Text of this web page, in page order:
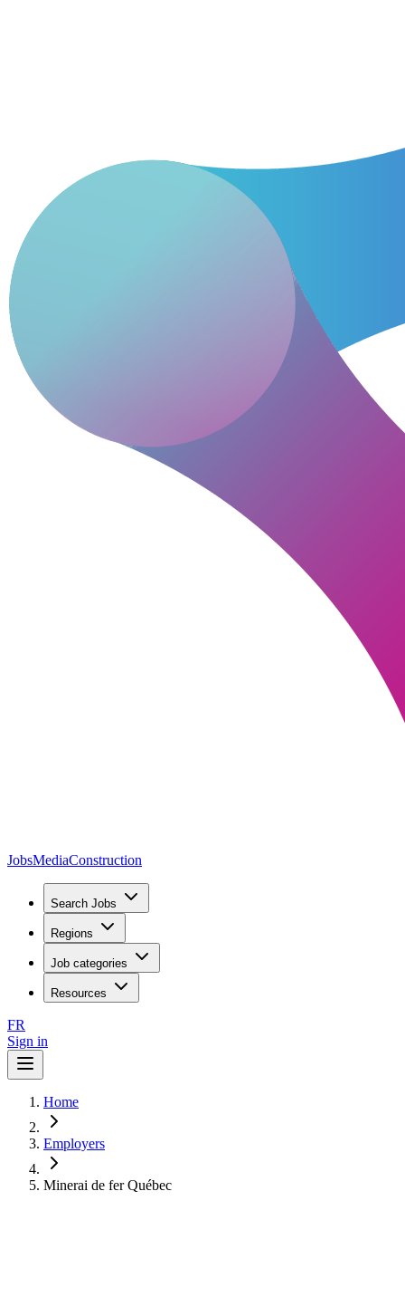
JobsMediaConstruction
Search Jobs
Regions
Job categories
Resources
FR
Sign in
Home
Employers
Minerai de fer Québec